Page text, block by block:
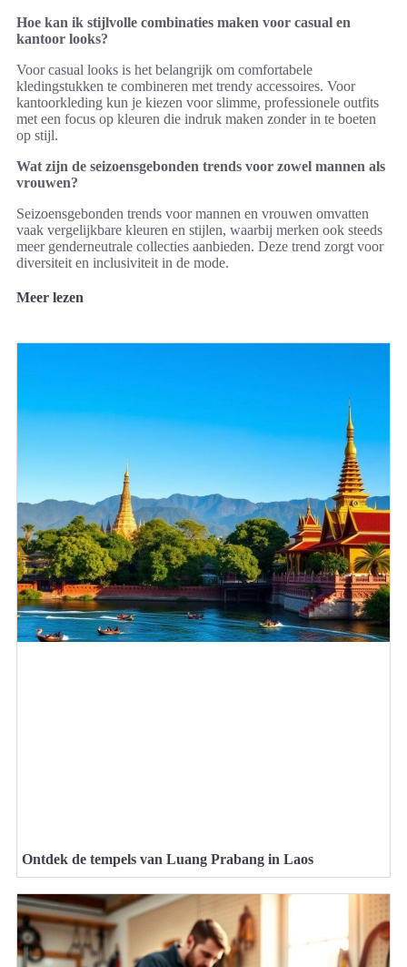
Hoe kan ik stijlvolle combinaties maken voor casual en
kantoor looks?
Voor casual looks is het belangrijk om comfortabele
kledingstukken te combineren met trendy accessoires. Voor
kantoorkleding kun je kiezen voor slimme, professionele outfits
met een focus op kleuren die indruk maken zonder in te boeten
op stijl.
Wat zijn de seizoensgebonden trends voor zowel mannen als
vrouwen?
Seizoensgebonden trends voor mannen en vrouwen omvatten
vaak vergelijkbare kleuren en stijlen, waarbij merken ook steeds
meer genderneutrale collecties aanbieden. Deze trend zorgt voor
diversiteit en inclusiviteit in de mode.
Meer lezen
Ontdek de tempels van Luang Prabang in Laos